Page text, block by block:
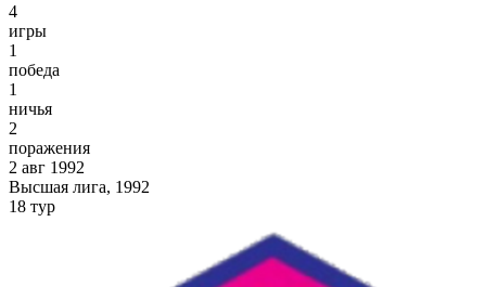
4
игры
1
победа
1
ничья
2
поражения
2 авг 1992
Высшая лига, 1992
18 тур